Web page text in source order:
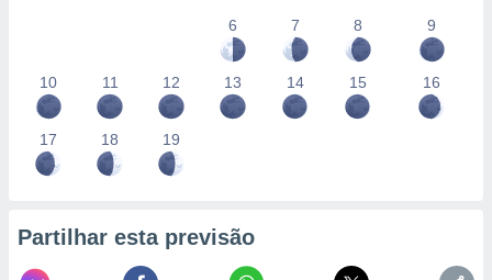
6
7 8 9
10 11 12 13 14 15 16
17 18 19
Partilhar esta previsão